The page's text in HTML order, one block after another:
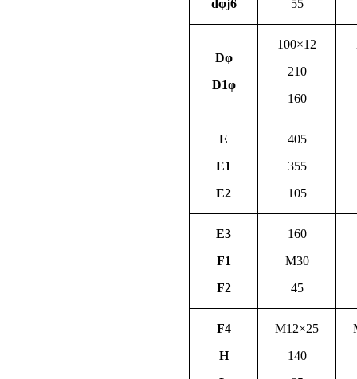
dφj6
55
Dφ
D1φ
100×12
210
160
E
E1
E2
405
355
105
E3
F1
F2
160
M30
45
F4
H
M12×25
140